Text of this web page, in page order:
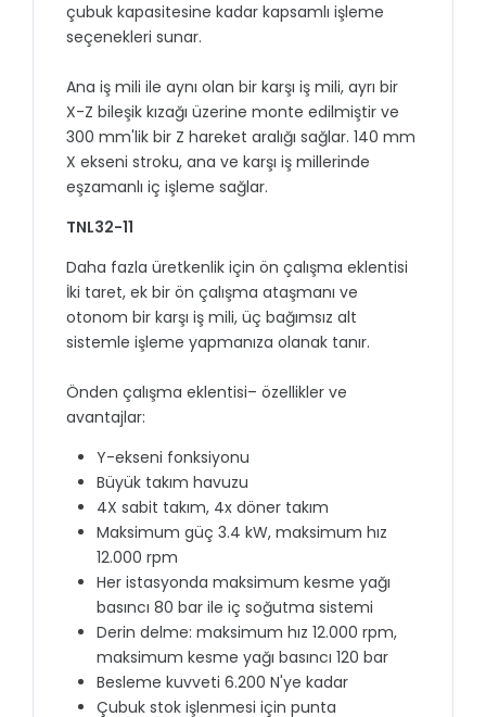
çubuk kapasitesine kadar kapsamlı işleme
seçenekleri sunar.
Ana iş mili ile aynı olan bir karşı iş mili, ayrı bir
X-Z bileşik kızağı üzerine monte edilmiştir ve
300 mm'lik bir Z hareket aralığı sağlar. 140 mm
X ekseni stroku, ana ve karşı iş millerinde
eşzamanlı iç işleme sağlar.
TNL32-11
Daha fazla üretkenlik için ön çalışma eklentisi
İki taret, ek bir ön çalışma ataşmanı ve
otonom bir karşı iş mili, üç bağımsız alt
sistemle işleme yapmanıza olanak tanır.
Önden çalışma eklentisi– özellikler ve
avantajlar:
Y-ekseni fonksiyonu
Büyük takım havuzu
4X sabit takım, 4x döner takım
Maksimum güç 3.4 kW, maksimum hız
12.000 rpm
Her istasyonda maksimum kesme yağı
basıncı 80 bar ile iç soğutma sistemi
Derin delme: maksimum hız 12.000 rpm,
maksimum kesme yağı basıncı 120 bar
Besleme kuvveti 6.200 N'ye kadar
Çubuk stok işlenmesi için punta